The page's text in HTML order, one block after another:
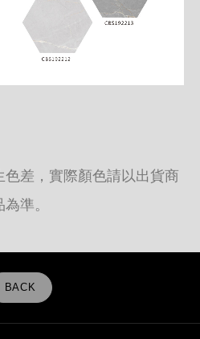
差，實際顏色請以出貨商
為準。
BACK